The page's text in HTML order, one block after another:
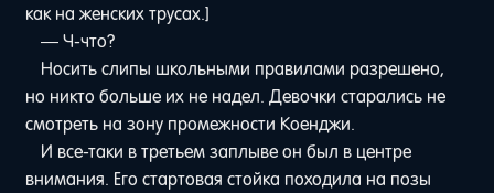
как на женских трусах.]
— Ч-что?
Носить слипы школьными правилами разрешено,
но никто больше их не надел. Девочки старались не
смотреть на зону промежности Коенджи.
И все-таки в третьем заплыве он был в центре
внимания. Его стартовая стойка походила на позы